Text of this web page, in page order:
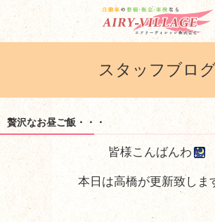
スタッフブロ
贅沢なお昼ご飯・・・
皆様こんばんわ
本日は高橋が更新致しま